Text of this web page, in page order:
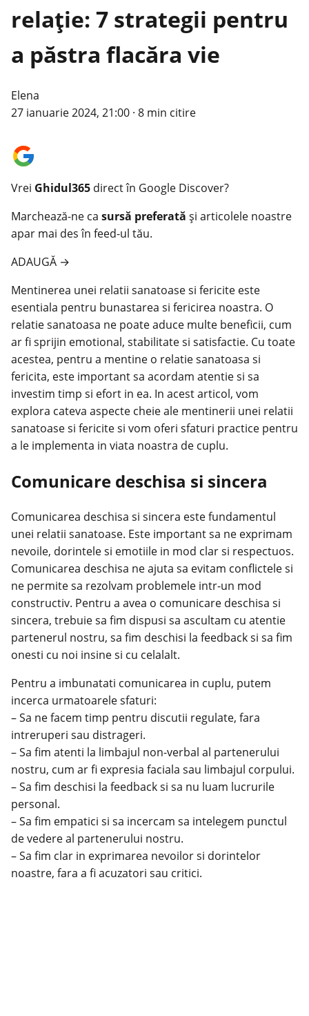
relație: 7 strategii pentru
a păstra flacăra vie
Elena
27 ianuarie 2024, 21:00 · 8 min citire
Vrei Ghidul365 direct în Google Discover?
Marchează-ne ca sursă preferată și articolele noastre
apar mai des în feed-ul tău.
ADAUGĂ →
Mentinerea unei relatii sanatoase si fericite este
esentiala pentru bunastarea si fericirea noastra. O
relatie sanatoasa ne poate aduce multe beneficii, cum
ar fi sprijin emotional, stabilitate si satisfactie. Cu toate
acestea, pentru a mentine o relatie sanatoasa si
fericita, este important sa acordam atentie si sa
investim timp si efort in ea. In acest articol, vom
explora cateva aspecte cheie ale mentinerii unei relatii
sanatoase si fericite si vom oferi sfaturi practice pentru
a le implementa in viata noastra de cuplu.
Comunicare deschisa si sincera
Comunicarea deschisa si sincera este fundamentul
unei relatii sanatoase. Este important sa ne exprimam
nevoile, dorintele si emotiile in mod clar si respectuos.
Comunicarea deschisa ne ajuta sa evitam conflictele si
ne permite sa rezolvam problemele intr-un mod
constructiv. Pentru a avea o comunicare deschisa si
sincera, trebuie sa fim dispusi sa ascultam cu atentie
partenerul nostru, sa fim deschisi la feedback si sa fim
onesti cu noi insine si cu celalalt.
Pentru a imbunatati comunicarea in cuplu, putem
incerca urmatoarele sfaturi:
– Sa ne facem timp pentru discutii regulate, fara
intreruperi sau distrageri.
– Sa fim atenti la limbajul non-verbal al partenerului
nostru, cum ar fi expresia faciala sau limbajul corpului.
– Sa fim deschisi la feedback si sa nu luam lucrurile
personal.
– Sa fim empatici si sa incercam sa intelegem punctul
de vedere al partenerului nostru.
– Sa fim clar in exprimarea nevoilor si dorintelor
noastre, fara a fi acuzatori sau critici.